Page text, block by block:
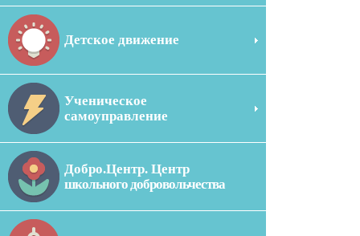
Детское движение
Ученическое
самоуправление
Добро.Центр. Центр
школьного добровольчества